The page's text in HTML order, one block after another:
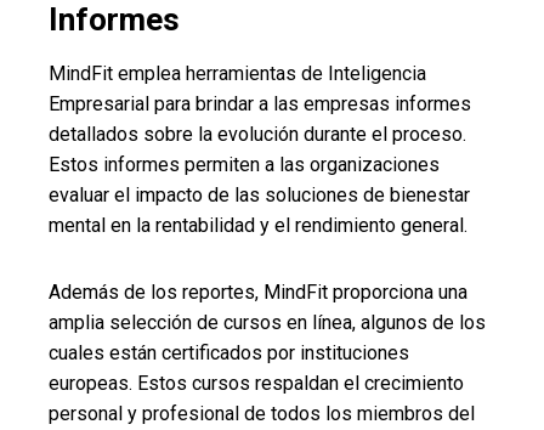
Informes
MindFit emplea herramientas de Inteligencia
Empresarial para brindar a las empresas informes
detallados sobre la evolución durante el proceso.
Estos informes permiten a las organizaciones
evaluar el impacto de las soluciones de bienestar
mental en la rentabilidad y el rendimiento general.
Además de los reportes, MindFit proporciona una
amplia selección de cursos en línea, algunos de los
cuales están certificados por instituciones
europeas. Estos cursos respaldan el crecimiento
personal y profesional de todos los miembros del